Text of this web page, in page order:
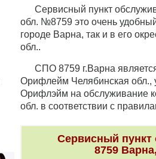
Сервисный пункт
обл. №8759 это очень
городе Варна, так и в его
обл..
СПО 8759 г.Варна
Орифлейм Челябинская обл.,
Орифлэйм на обслуживание
обл. в соответствии с
Сервисный
8759